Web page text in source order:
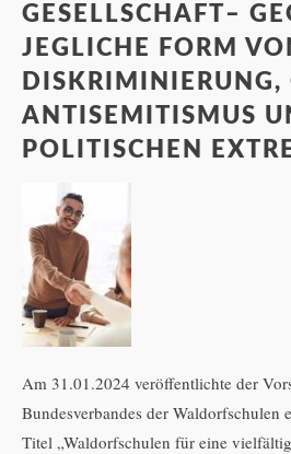
GESELLSCHAFT–
JEGLICHE FORM
DISKRIMINIERUNG,
ANTISEMITISMUS
POLITISCHEN
Am 31.01.2024 veröffentlichte der
Bundesverbandes der Waldorfschulen
Titel „Waldorfschulen für eine